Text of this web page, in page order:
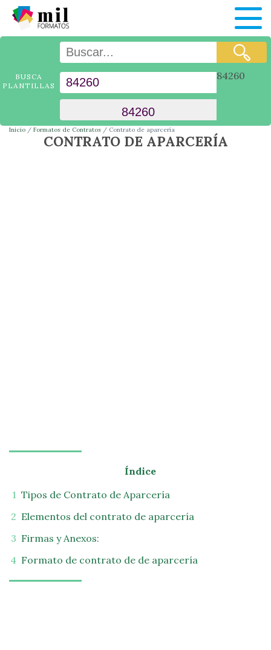
BUSCA
PLANTILLAS
84260
Inicio Formatos de Contratos Contrato de aparcería
CONTRATO DE APARCERÍA
Índice
Tipos de Contrato de Aparcería
Elementos del contrato de aparcería
Firmas y Anexos:
Formato de contrato de de aparcería